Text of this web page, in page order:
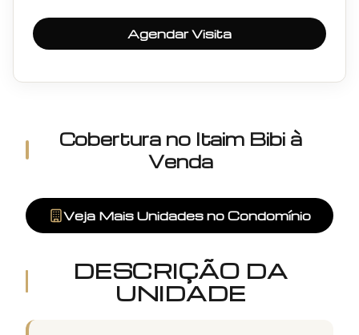
Cobertura no Itaim Bibi à
Venda
Veja Mais Unidades no Condomínio
DESCRIÇÃO DA
UNIDADE
Agendar Visita